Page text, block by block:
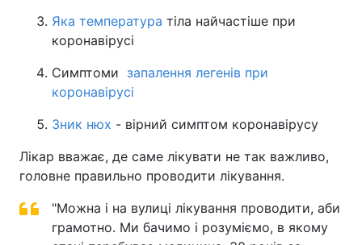
Яка температура тіла найчастіше при
коронавірусі
Симптоми запалення легенів при
коронавірусі
Зник нюх - вірний симптом коронавірусу
Лікар вважає, де саме лікувати не так важливо,
головне правильно проводити лікування.
"Можна і на вулиці лікування проводити, аби
грамотно. Ми бачимо і розуміємо, в якому